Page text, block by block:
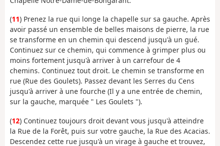
(11) Prenez la rue qui longe la chapelle sur sa gauche. Après
avoir passé un ensemble de belles maisons de pierre, la rue
se transforme en un chemin qui descend jusqu'à un gué.
Continuez sur ce chemin, qui commence à grimper plus ou
moins fortement jusqu'à arriver à un carrefour de 4
chemins. Continuez tout droit. Le chemin se transforme en
rue (Rue des Goulets). Passez devant les Serres du Cens
jusqu'à arriver à une fourche (Il y a une entrée de chemin,
sur la gauche, marquée " Les Goulets ").
(12) Continuez toujours droit devant vous jusqu'à atteindre
la Rue de la Forêt, puis sur votre gauche, la Rue des Acacias.
Descendez cette rue jusqu'à un virage à gauche et trouvez,